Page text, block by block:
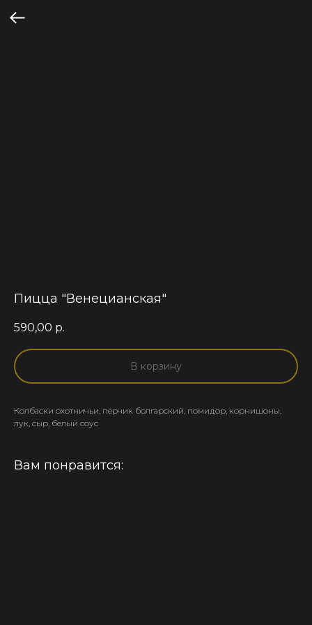
Пицца "Венецианская"
590,00 р.
В корзину
Колбаски охотничьи, перчик болгарский, помидор, корнишоны,
лук, сыр, белый соус
Вам понравится: